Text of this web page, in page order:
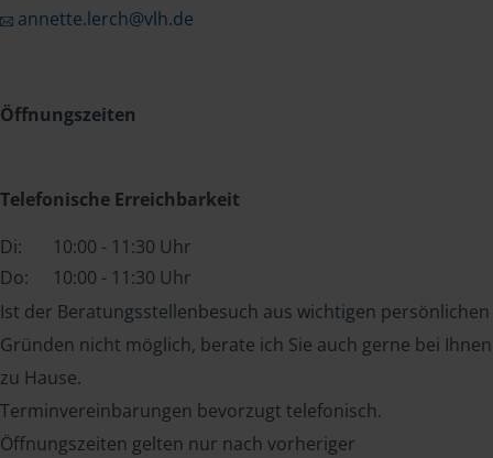
annette.lerch@vlh.de
Öffnungszeiten
Telefonische Erreichbarkeit
Di:
10:00 - 11:30 Uhr
Do:
10:00 - 11:30 Uhr
Ist der Beratungsstellenbesuch aus wichtigen persönlichen
Gründen nicht möglich, berate ich Sie auch gerne bei Ihnen
zu Hause.
Terminvereinbarungen bevorzugt telefonisch.
Öffnungszeiten gelten nur nach vorheriger